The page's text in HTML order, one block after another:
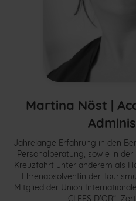
Martina Nöst |
Jahrelange Erfahrung in den
Personalberatung, sowie in
Kreuzfahrt unter anderem als
Ehrenabsolventin der
Mitglied der Union
CLEFS D’OR“,